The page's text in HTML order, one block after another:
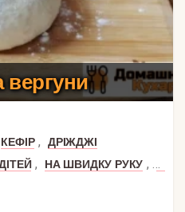
вергуни
КЕФІР ,
ДРІЖДЖІ
, НА ШВИДКУ РУКУ ,